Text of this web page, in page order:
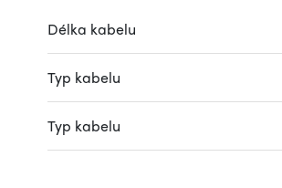
Délka kabelu
Typ kabelu
Typ kabelu